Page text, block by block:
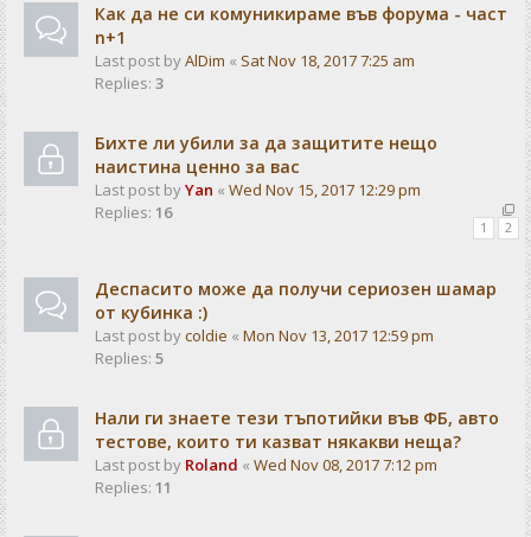
Как да не си комуникираме във форума - част
n+1
Last post byAlDim « Sat Nov 18, 2017 7:25 am
Replies: 3
Бихте ли убили за да защитите нещо
наистина ценно за вас
Last post byYan « Wed Nov 15, 2017 12:29 pm
Replies: 16
1 2
Деспасито може да получи сериозен шамар
от кубинка :)
Last post bycoldie « Mon Nov 13, 2017 12:59 pm
Replies: 5
Нали ги знаете тези тъпотийки във ФБ, авто
тестове, които ти казват някакви неща?
Last post by Roland « Wed Nov 08, 2017 7:12 pm
Replies: 11